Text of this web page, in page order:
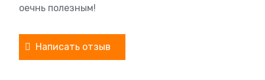
оечнь полезным!
Написать отзыв